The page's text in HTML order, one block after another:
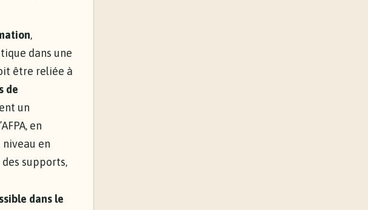
,
dans une
être reliée à
de
un
en
en
supports,
dans le